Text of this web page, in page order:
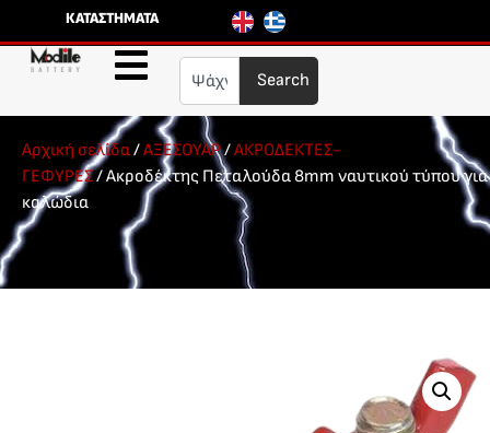
ΚΑΤΑΣΤΗΜΑΤΑ
Search
Αρχική σελίδα/ΑΞΕΣΟΥΑΡ/ΑΚΡΟΔΕΚΤΕΣ-
ΓΕΦΥΡΕΣ/ Ακροδέκτης Πεταλούδα 8mm ναυτικού τύπου για
καλώδια